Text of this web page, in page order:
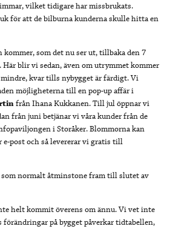
vilket tidigare har missbrukats.
för att de bilburna kunderna skulle hitta en
som det nu ser ut, tillbaka den 7
blir vi sedan, även om utrymmet kommer
kvar tills nybygget är färdigt. Vi
möjligheterna till en pop-up affär i
från Ihana Kukkanen. Till jul öppnar vi
från juni betjänar vi våra kunder från de
i Storåker. Blommorna kan
e-post och så levererar vi gratis till
normalt åtminstone fram till slutet av
helt kommit överens om ännu. Vi vet inte
förändringar på bygget påverkar tidtabellen,